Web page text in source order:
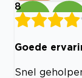
8
Goede
Snel